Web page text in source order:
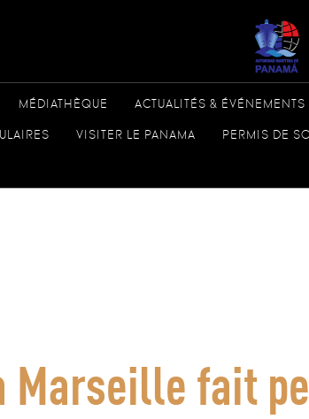
ACTUALITÉS & ÉVÉNEMENTS
MÉDIATHÈQUE
VISITER LE PANAMA PERMIS DE
Marseille fait